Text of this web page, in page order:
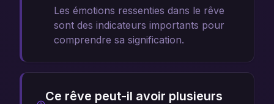
Les émotions ressenties dans le rêve
sont des indicateurs importants pour
comprendre sa signification.
Ce rêve peut-il avoir plusieurs